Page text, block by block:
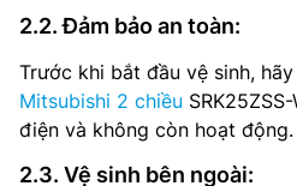
2.2. Đảm bảo an toàn:
Trước khi bắt đầu vệ sinh,
Mitsubishi 2 chiều
điện và không còn hoạt động.
2.3. Vệ sinh bên ngoài: